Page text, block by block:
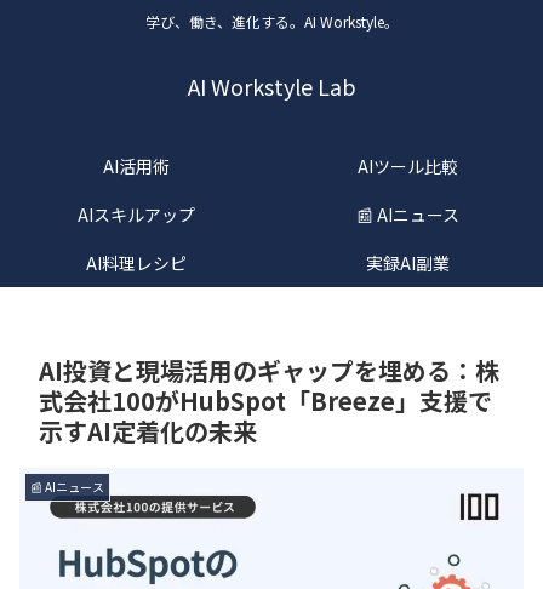
学び、働き、進化する。AI Workstyle。
AI Workstyle Lab
AI活用術
AIツール比較
AIスキルアップ
📰 AIニュース
AI料理レシピ
実録AI副業
AI投資と現場活用のギャップを埋める：株
式会社100がHubSpot「Breeze」支援で
示すAI定着化の未来
📰 AIニュース